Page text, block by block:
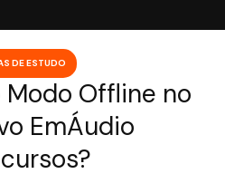
DE ESTUDO
Offline no
EmÁudio